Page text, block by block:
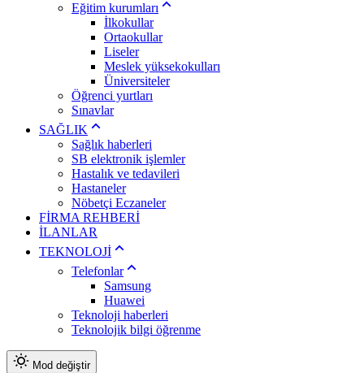
Eğitim kurumları
İlkokullar
Ortaokullar
Liseler
Meslek yüksekokulları
Üniversiteler
Öğrenci yurtları
Sınavlar
SAĞLIK
Sağlık haberleri
SB elektronik işlemler
Hastalık ve tedavileri
Hastaneler
Nöbetçi Eczaneler
FİRMA REHBERİ
İLANLAR
TEKNOLOJİ
Telefonlar
Samsung
Huawei
Teknoloji haberleri
Teknolojik bilgi öğrenme
Mod değiştir